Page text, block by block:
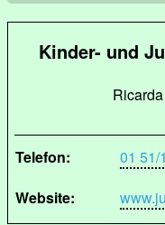
Kinder- und
Telefon:
01 51/
Website: